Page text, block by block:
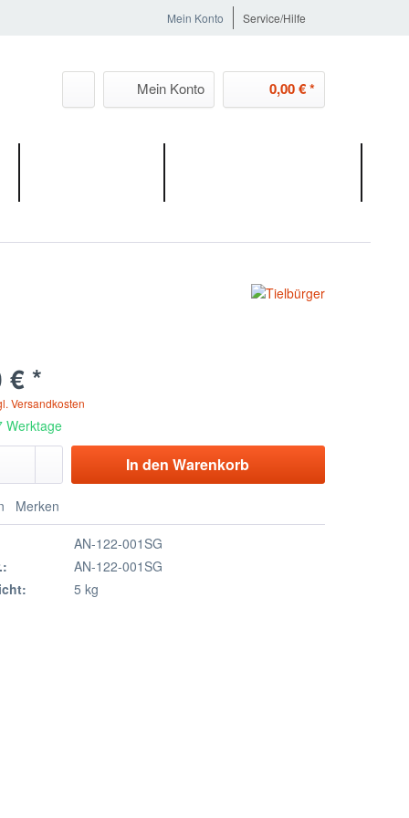
Mein Konto Service/Hilfe
Mein Konto 0,00 € *
€ *
Versandkosten
Werktage
In den Warenkorb
Merken
AN-122-001SG
AN-122-001SG
5 kg